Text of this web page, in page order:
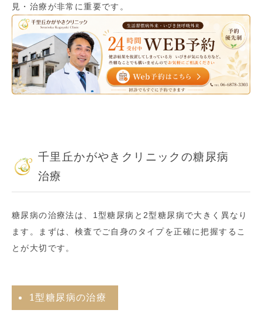
見・治療が非常に重要です。
千里丘かがやきクリニックの糖尿病
治療
糖尿病の治療法は、1型糖尿病と2型糖尿病で大きく異なり
ます。まずは、検査でご自身のタイプを正確に把握するこ
とが大切です。
1型糖尿病の治療